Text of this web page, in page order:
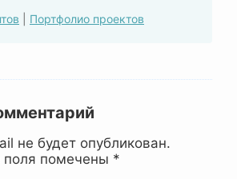
Портфолио проектов
не будет опубликован.
поля помечены *